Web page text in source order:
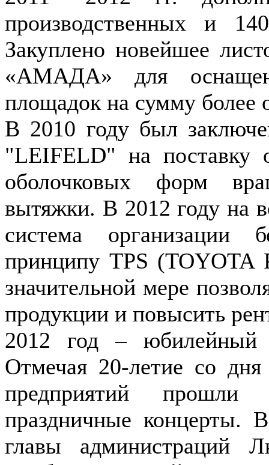
производственных и
Закуплено новейшее
«АМАДА» для
площадок на сумму более
В 2010 году был
"LEIFELD" на поставку
оболочковых форм
вытяжки. В 2012 году на
система организации
принципу TPS (TOYOTA
значительной мере
продукции и повысить
2012 год –
Отмечая 20-летие со
предприятий прошли
праздничные концерты.
главы администраций